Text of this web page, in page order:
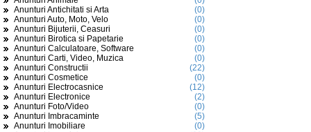
Anunturi Antichitati si Arta
(0)
Anunturi Auto, Moto, Velo
(0)
Anunturi Bijuterii, Ceasuri
(0)
Anunturi Birotica si Papetarie
(0)
Anunturi Calculatoare, Software
(0)
Anunturi Carti, Video, Muzica
(0)
Anunturi Constructii
(22)
Anunturi Cosmetice
(0)
Anunturi Electrocasnice
(12)
Anunturi Electronice
(2)
Anunturi Foto/Video
(0)
Anunturi Imbracaminte
(5)
Anunturi Imobiliare
(0)